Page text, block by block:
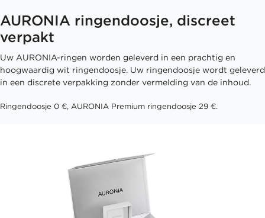
AURONIA ringendoosje, discreet
verpakt
Uw AURONIA-ringen worden geleverd in een prachtig en
hoogwaardig wit ringendoosje. Uw ringendoosje wordt geleverd
in een discrete verpakking zonder vermelding van de inhoud.
Ringendoosje 0 €, AURONIA Premium ringendoosje 29 €.